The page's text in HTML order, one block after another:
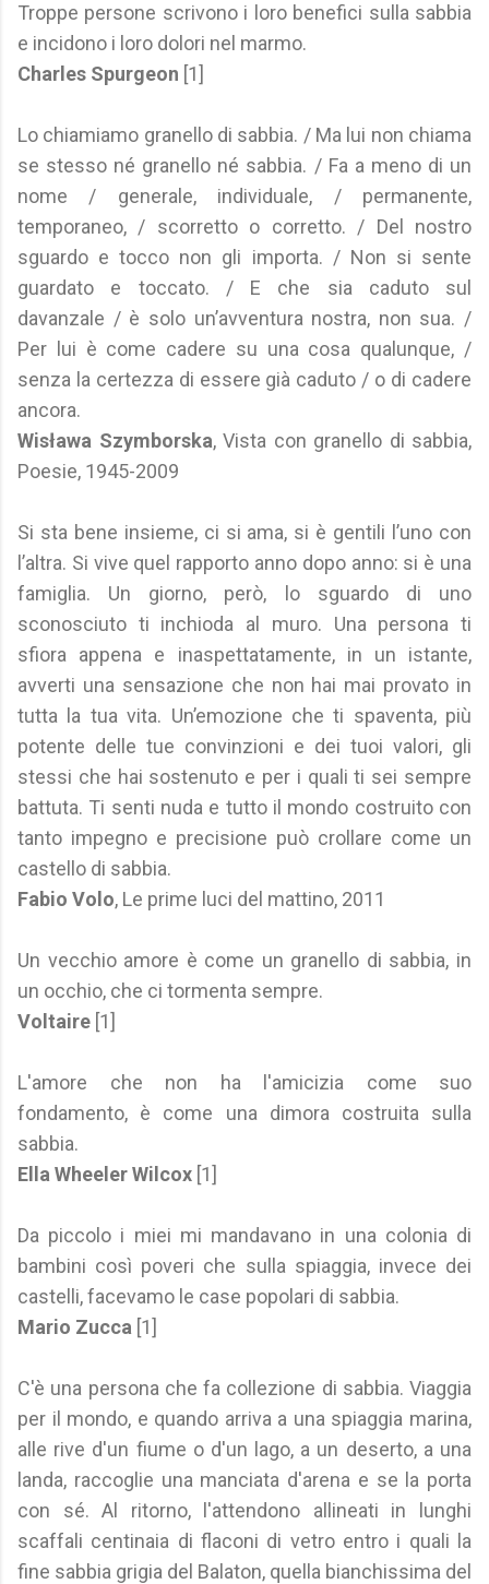
Troppe persone scrivono i loro benefici sulla sabbia
e incidono i loro dolori nel marmo.
Charles Spurgeon [1]
Lo chiamiamo granello di sabbia. / Ma lui non chiama
se stesso né granello né sabbia. / Fa a meno di un
nome / generale, individuale, / permanente,
temporaneo, / scorretto o corretto. / Del nostro
sguardo e tocco non gli importa. / Non si sente
guardato e toccato. / E che sia caduto sul
davanzale / è solo un’avventura nostra, non sua. /
Per lui è come cadere su una cosa qualunque, /
senza la certezza di essere già caduto / o di cadere
ancora.
Wisława Szymborska, Vista con granello di sabbia,
Poesie, 1945-2009
Si sta bene insieme, ci si ama, si è gentili l’uno con
l’altra. Si vive quel rapporto anno dopo anno: si è una
famiglia. Un giorno, però, lo sguardo di uno
sconosciuto ti inchioda al muro. Una persona ti
sfiora appena e inaspettatamente, in un istante,
avverti una sensazione che non hai mai provato in
tutta la tua vita. Un’emozione che ti spaventa, più
potente delle tue convinzioni e dei tuoi valori, gli
stessi che hai sostenuto e per i quali ti sei sempre
battuta. Ti senti nuda e tutto il mondo costruito con
tanto impegno e precisione può crollare come un
castello di sabbia.
Fabio Volo, Le prime luci del mattino, 2011
Un vecchio amore è come un granello di sabbia, in
un occhio, che ci tormenta sempre.
Voltaire [1]
L'amore che non ha l'amicizia come suo
fondamento, è come una dimora costruita sulla
sabbia.
Ella Wheeler Wilcox [1]
Da piccolo i miei mi mandavano in una colonia di
bambini così poveri che sulla spiaggia, invece dei
castelli, facevamo le case popolari di sabbia.
Mario Zucca [1]
C'è una persona che fa collezione di sabbia. Viaggia
per il mondo, e quando arriva a una spiaggia marina,
alle rive d'un fiume o d'un lago, a un deserto, a una
landa, raccoglie una manciata d'arena e se la porta
con sé. Al ritorno, l'attendono allineati in lunghi
scaffali centinaia di flaconi di vetro entro i quali la
fine sabbia grigia del Balaton, quella bianchissima del